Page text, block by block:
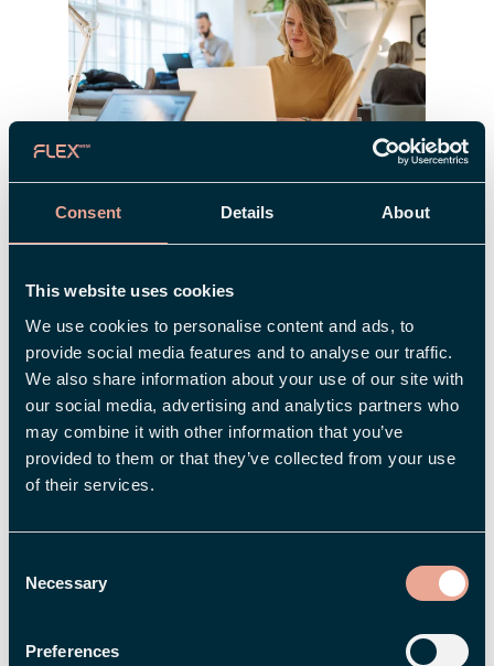
Consent Details About
This website uses cookies
We use cookies to personalise content and ads, to
provide social media features and to analyse our traffic.
We also share information about your use of our site with
our social media, advertising and analytics partners who
may combine it with other information that you’ve
provided to them or that they’ve collected from your use
of their services.
Selection
Necessary
Preferences
Ny a-kassa från oktober 2025 – vad
händer med arbetsgivarintyget?